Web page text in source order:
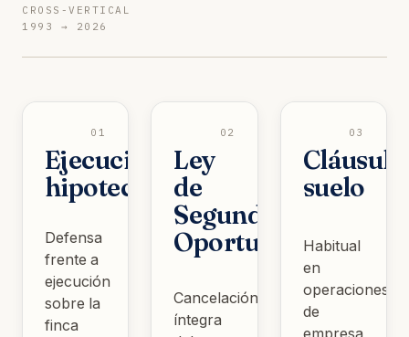
CROSS-VERTICAL
1993 → 2026
01
Ejecución
hipotecaria
Defensa
frente a
ejecución
sobre la
finca
02
Ley
de
Segunda
Oportunidad
Cancelación
íntegra
03
Cláusula
suelo
Habitual
en
operaciones
de